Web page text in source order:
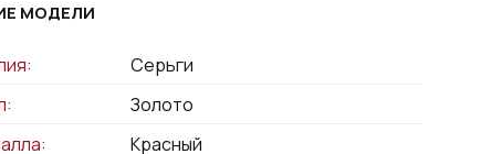
МОДЕЛИ
Серьги
Золото
Красный